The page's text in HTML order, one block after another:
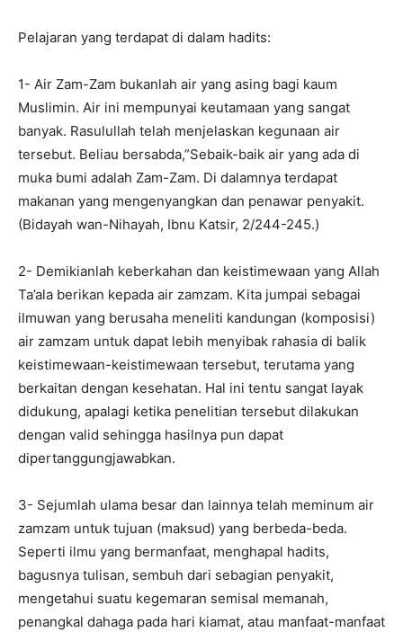
Pelajaran yang terdapat di dalam hadits:
1- Air Zam-Zam bukanlah air yang asing bagi kaum
Muslimin. Air ini mempunyai keutamaan yang sangat
banyak. Rasulullah telah menjelaskan kegunaan air
tersebut. Beliau bersabda,”Sebaik-baik air yang ada di
muka bumi adalah Zam-Zam. Di dalamnya terdapat
makanan yang mengenyangkan dan penawar penyakit.
(Bidayah wan-Nihayah, Ibnu Katsir, 2/244-245.)
2- Demikianlah keberkahan dan keistimewaan yang Allah
Ta’ala berikan kepada air zamzam. Kita jumpai sebagai
ilmuwan yang berusaha meneliti kandungan (komposisi)
air zamzam untuk dapat lebih menyibak rahasia di balik
keistimewaan-keistimewaan tersebut, terutama yang
berkaitan dengan kesehatan. Hal ini tentu sangat layak
didukung, apalagi ketika penelitian tersebut dilakukan
dengan valid sehingga hasilnya pun dapat
dipertanggungjawabkan.
3- Sejumlah ulama besar dan lainnya telah meminum air
zamzam untuk tujuan (maksud) yang berbeda-beda.
Seperti ilmu yang bermanfaat, menghapal hadits,
bagusnya tulisan, sembuh dari sebagian penyakit,
mengetahui suatu kegemaran semisal memanah,
penangkal dahaga pada hari kiamat, atau manfaat-manfaat